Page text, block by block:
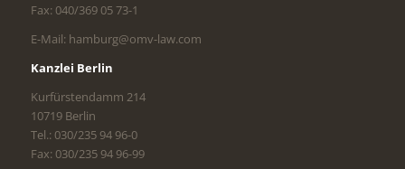
Fax: 040/369 05 73-1
E-Mail: hamburg@omv-law.com
Kanzlei Berlin
Kurfürstendamm 214
10719 Berlin
Tel.: 030/235 94 96-0
Fax: 030/235 94 96-99